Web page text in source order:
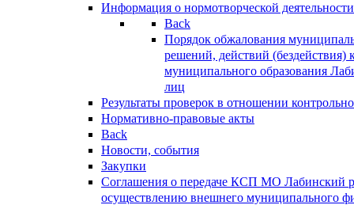
Информация о нормотворческой деятельности
Back
Порядок обжалования
решений, действий (бездействия)
муниципального образования
лиц
Результаты проверок в отношении
Нормативно-правовые акты
Back
Новости, события
Закупки
Соглашения о передаче КСП МО Лабинский
осуществлению внешнего муниципального